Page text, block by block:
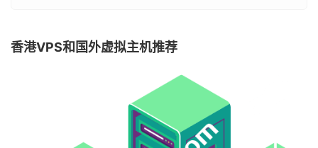
香港VPS和国外虚拟主机推荐